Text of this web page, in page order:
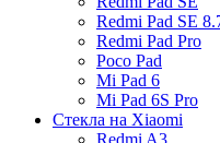
Redmi Pad SE
Redmi Pad Pro
Poco Pad
Mi Pad 6
Mi Pad 6S Pro
Стекла на Xiaomi
Redmi A3